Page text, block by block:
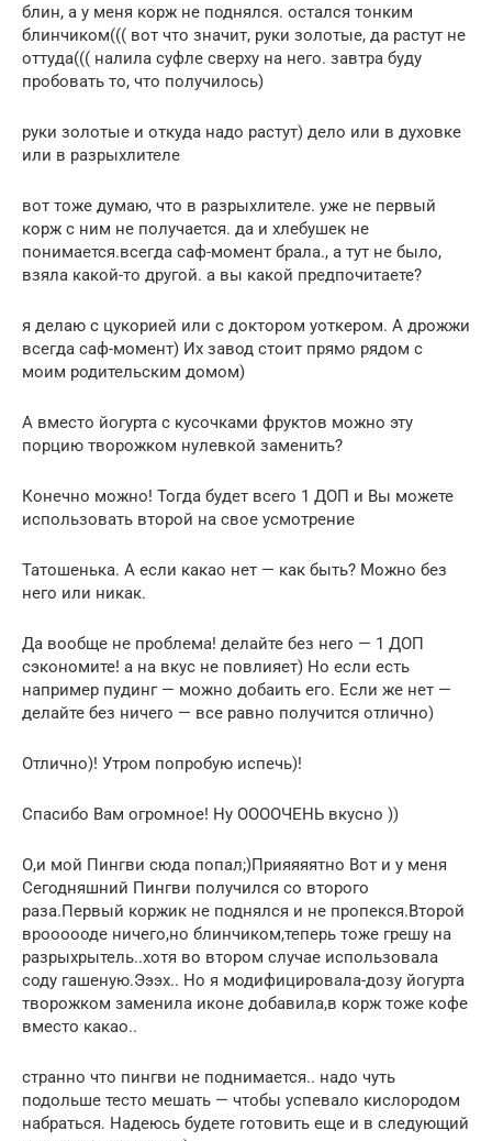
блин, а у меня корж не поднялся. остался тонким
блинчиком((( вот что значит, руки золотые, да растут не
оттуда((( налила суфле сверху на него. завтра буду
пробовать то, что получилось)
руки золотые и откуда надо растут) дело или в духовке
или в разрыхлителе
вот тоже думаю, что в разрыхлителе. уже не первый
корж с ним не получается. да и хлебушек не
понимается.всегда саф-момент брала., а тут не было,
взяла какой-то другой. а вы какой предпочитаете?
я делаю с цукорией или с доктором уоткером. А дрожжи
всегда саф-момент) Их завод стоит прямо рядом с
моим родительским домом)
А вместо йогурта с кусочками фруктов можно эту
порцию творожком нулевкой заменить?
Конечно можно! Тогда будет всего 1 ДОП и Вы можете
использовать второй на свое усмотрение
Татошенька. А если какао нет — как быть? Можно без
него или никак.
Да вообще не проблема! делайте без него — 1 ДОП
сэкономите! а на вкус не повлияет) Но если есть
например пудинг — можно добаить его. Если же нет —
делайте без ничего — все равно получится отлично)
Отлично)! Утром попробую испечь)!
Спасибо Вам огромное! Ну ООООЧЕНЬ вкусно ))
О,и мой Пингви сюда попал;)Прияяяятно Вот и у меня
Сегодняшний Пингви получился со второго
раза.Первый коржик не поднялся и не пропекся.Второй
вроооооде ничего,но блинчиком,теперь тоже грешу на
разрыхрытель..хотя во втором случае использовала
соду гашеную.Эээх.. Но я модифицировала-дозу йогурта
творожком заменила иконе добавила,в корж тоже кофе
вместо какао..
странно что пингви не поднимается.. надо чуть
подольше тесто мешать — чтобы успевало кислородом
набраться. Надеюсь будете готовить еще и в следующий